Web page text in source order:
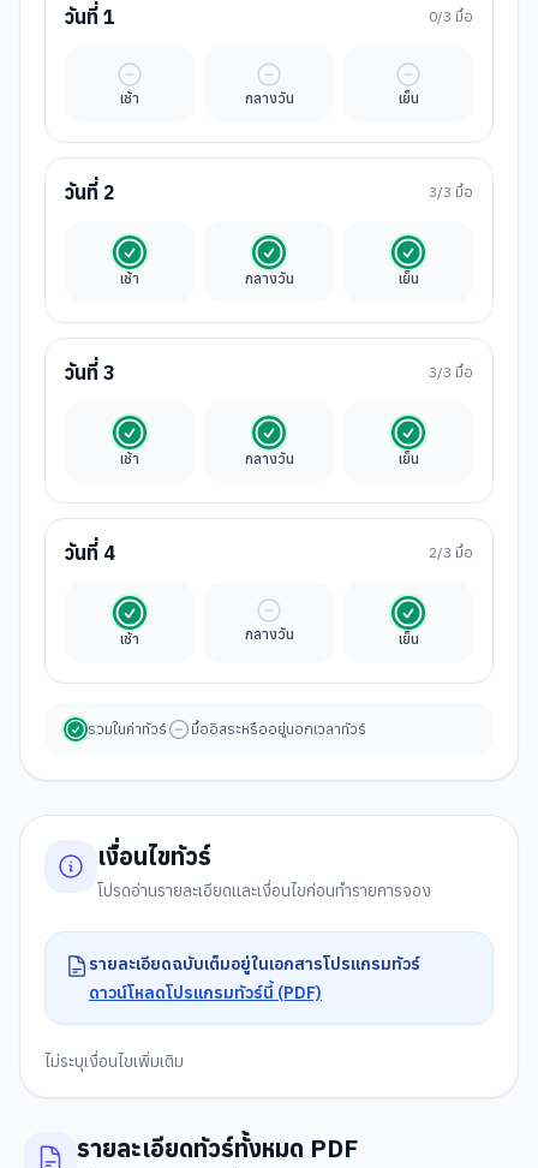
วันที่ 1 0/3 มื้อ
เช้า
มื้ออิสระ
กลางวัน
มื้ออิสระ
เย็น
มื้ออิสระ
วันที่ 2 3/3 มื้อ
เช้า
รวมในค่าทัวร์
กลางวัน
รวมในค่าทัวร์
เย็น
รวมในค่าทัวร์
วันที่ 3 3/3 มื้อ
เช้า
รวมในค่าทัวร์
กลางวัน
รวมในค่าทัวร์
เย็น
รวมในค่าทัวร์
วันที่ 4 2/3 มื้อ
เช้า
รวมในค่าทัวร์
กลางวัน
มื้ออิสระ
เย็น
รวมในค่าทัวร์
รวมในค่าทัวร์ มื้ออิสระหรืออยู่นอกเวลาทัวร์
เงื่อนไขทัวร์
โปรดอ่านรายละเอียดและเงื่อนไขก่อนทำรายการจอง
รายละเอียดฉบับเต็มอยู่ในเอกสารโปรแกรมทัวร์
ดาวน์โหลดโปรแกรมทัวร์นี้ (PDF)
ไม่ระบุเงื่อนไขเพิ่มเติม
รายละเอียดทัวร์ทั้งหมด PDF